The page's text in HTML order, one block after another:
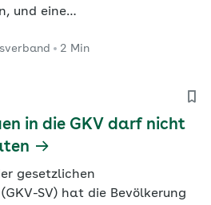
und eine
muss obligatorisch werden.
2 Min
in die GKV darf nicht
gesetzlichen
SV) hat die Bevölkerung